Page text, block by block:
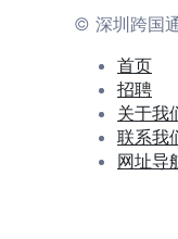
© 深圳跨国
首页
招聘
关于我
联系我
网址导